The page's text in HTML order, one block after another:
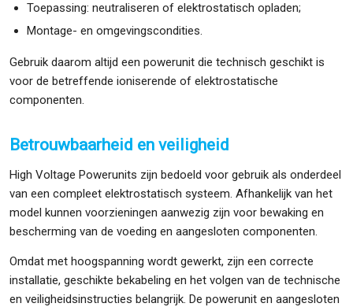
Toepassing: neutraliseren of elektrostatisch opladen;
Montage- en omgevingscondities.
Gebruik daarom altijd een powerunit die technisch geschikt is
voor de betreffende ioniserende of elektrostatische
componenten.
Betrouwbaarheid en veiligheid
High Voltage Powerunits zijn bedoeld voor gebruik als onderdeel
van een compleet elektrostatisch systeem. Afhankelijk van het
model kunnen voorzieningen aanwezig zijn voor bewaking en
bescherming van de voeding en aangesloten componenten.
Omdat met hoogspanning wordt gewerkt, zijn een correcte
installatie, geschikte bekabeling en het volgen van de technische
en veiligheidsinstructies belangrijk. De powerunit en aangesloten